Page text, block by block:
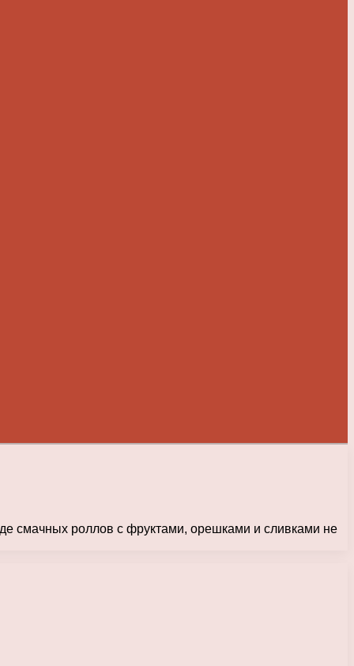
смачных роллов с фруктами, орешками и сливками не